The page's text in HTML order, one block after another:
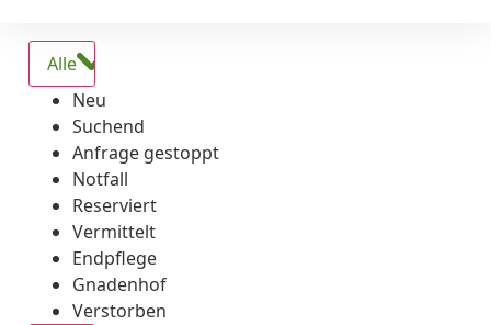
Alle
Neu
Suchend
Anfrage gestoppt
Notfall
Reserviert
Vermittelt
Endpflege
Gnadenhof
Verstorben